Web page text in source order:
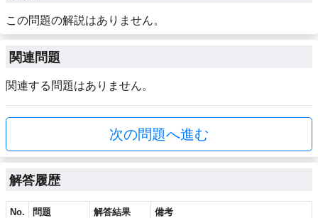
この問題の解説はありません。
関連問題
関連する問題はありません。
次の問題へ進む
解答履歴
No. 問題 解答結果 備考